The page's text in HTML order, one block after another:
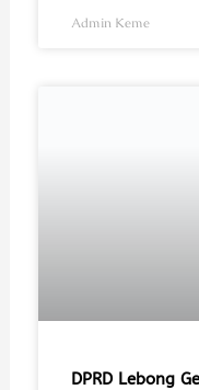
Admin Keme
DPRD Lebong